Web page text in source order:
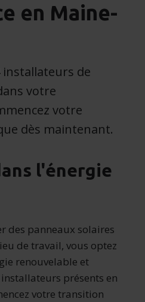
en Maine-
installateurs de
votre
votre
dès maintenant.
l'énergie
des panneaux solaires
de travail, vous optez
renouvelable et
présents en
votre transition